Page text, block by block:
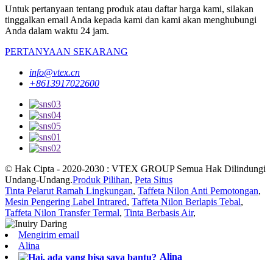
Untuk pertanyaan tentang produk atau daftar harga kami, silakan
tinggalkan email Anda kepada kami dan kami akan menghubungi
Anda dalam waktu 24 jam.
PERTANYAAN SEKARANG
info@vtex.cn
+8613917022600
© Hak Cipta - 2020-2030 : VTEX GROUP Semua Hak Dilindungi
Undang-Undang.Produk Pilihan, Peta Situs
Tinta Pelarut Ramah Lingkungan, Taffeta Nilon Anti Pemotongan,
Mesin Pengering Label Intrared, Taffeta Nilon Berlapis Tebal,
Taffeta Nilon Transfer Termal, Tinta Berbasis Air,
Mengirim email
Alina
Alina